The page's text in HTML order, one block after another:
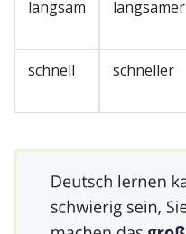
langsam langsamer
schnell schneller